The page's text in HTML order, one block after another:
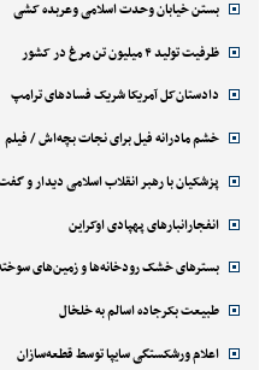
بستن خیابان وحدت اسلامی وعربده کشی
ظرفیت تولید ۴ میلیون تن مرغ در کشور
دادستان‌کل آمریکا شریک فسادهای ترامپ
خشم مادرانه فیل برای نجات بچه‌اش / فیلم
پزشکیان با رهبر انقلاب اسلامی دیدار و
انفجارانبارهای پهپادی اوکراین
بسترهای خشک رودخانه‌ها و زمین‌های سوخته
طبیعت بکرجاده اسالم به خلخال
اعلام ورشکستگی سایپا توسط قطعه‌سازان